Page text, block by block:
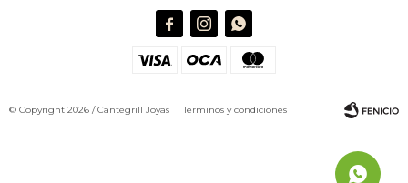
  
© Copyright 2026 / Cantegrill JoyasTérminos y condiciones